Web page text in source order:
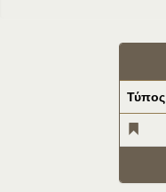
Τύπος